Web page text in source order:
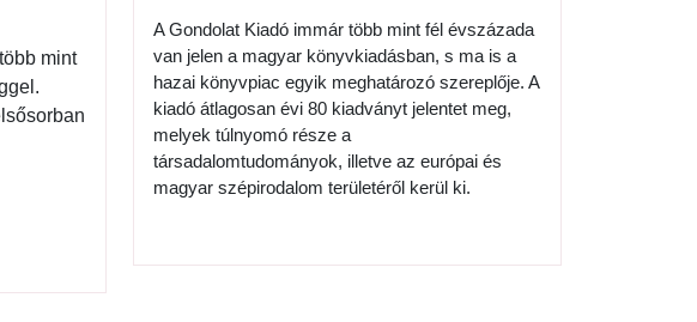
mint
A Gondolat Kiadó immár több mint fél évszázada
van jelen a magyar könyvkiadásban, s ma is a
hazai könyvpiac egyik meghatározó szereplője. A
kiadó átlagosan évi 80 kiadványt jelentet meg,
melyek túlnyomó része a
társadalomtudományok, illetve az európai és
magyar szépirodalom területéről kerül ki.